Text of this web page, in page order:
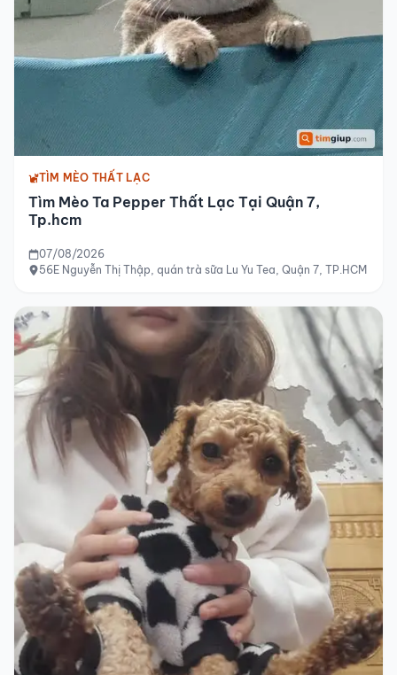
TÌM MÈO THẤT LẠC
Tìm Mèo Ta Pepper Thất Lạc Tại Quận 7,
Tp.hcm
07/08/2026
56E Nguyễn Thị Thập, quán trà sữa Lu Yu Tea, Quận 7, TP.HCM